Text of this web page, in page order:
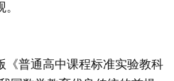
《普通高中课程标准实验教科